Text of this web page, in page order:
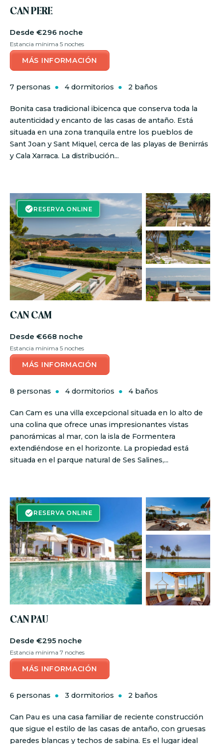
CAN PERE
€296 noche
Estancia mínima 5 noches
MÁS INFORMACIÓN
7 personas 4 dormitorios 2 baños
Bonita casa tradicional ibicenca que conserva toda la
autenticidad y encanto de las casas de antaño. Está
situada en una zona tranquila entre los pueblos de
Sant Joan y Sant Miquel, cerca de las playas de Benirrás
y Cala Xarraca. La distribución...
RESERVA ONLINE
RESERVA ON-LINE
CAN CAM
€668 noche
Estancia mínima 5 noches
MÁS INFORMACIÓN
8 personas 4 dormitorios 4 baños
Can Cam es una villa excepcional situada en lo alto de
una colina que ofrece unas impresionantes vistas
panorámicas al mar, con la isla de Formentera
extendiéndose en el horizonte. La propiedad está
situada en el parque natural de Ses Salines,...
RESERVA ONLINE
RESERVA ON-LINE
CAN PAU
€295 noche
Estancia mínima 7 noches
MÁS INFORMACIÓN
6 personas 3 dormitorios 2 baños
Can Pau es una casa familiar de reciente construcción
que sigue el estilo de las casas de antaño, con gruesas
paredes blancas y techos de sabina. Es el lugar ideal